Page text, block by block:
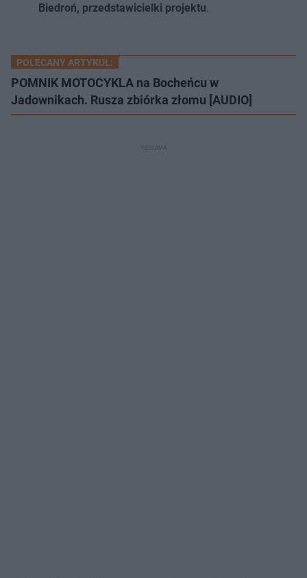
Biedroń, przedstawicielki projektu.
POLECANY ARTYKUŁ:
POMNIK MOTOCYKLA na Bocheńcu w
Jadownikach. Rusza zbiórka złomu [AUDIO]